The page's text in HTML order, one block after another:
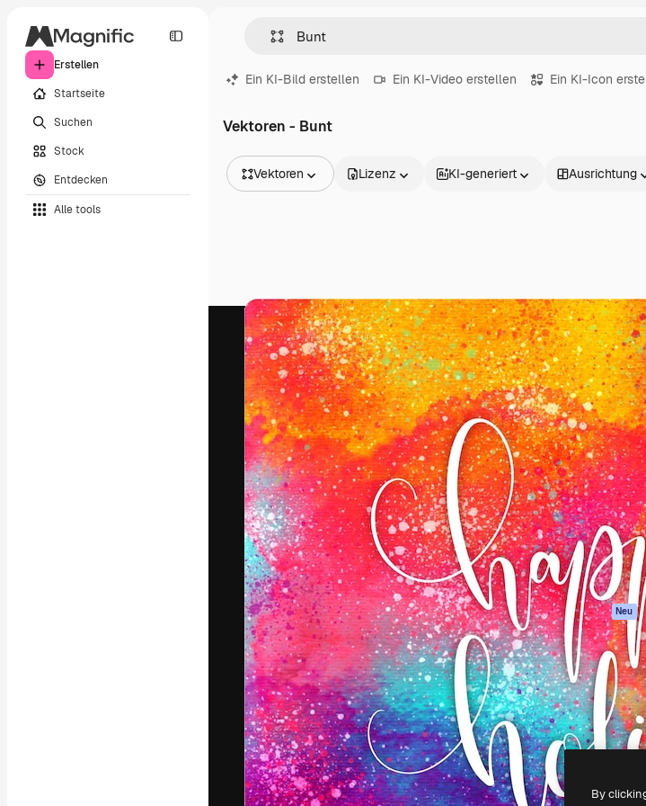
Erstellen
Startseite
Suchen
Stock
Entdecken
Alle tools
Ein KI-Bild erstellen Ein KI-Video erstellen Ein KI-Icon
Vektoren - Bunt
Vektoren
Videos
Filmmaterial
Motion Graphics
Videovorlagen
Icons
3D-Modelle
Schriftarten
Lizenz KI-generiert Ausrichtung
Die kreative Plattform, um deine beste
Arbeit zu verwirklichen. Mehr als 1 Million
Abonnenten unter Kreativen, Unternehmen,
Agenturen und Studios.
Deutsch
Produkte
Spaces
KI-Assistent
KI-
KI-
KI-
Stock-Inhalte
MCP für
Claude/
Agenten Neu
API
Mobile App
Alle Magnific-
Copyright © 2010-2026Freepik Company S.L.U.Alle Rechte
By